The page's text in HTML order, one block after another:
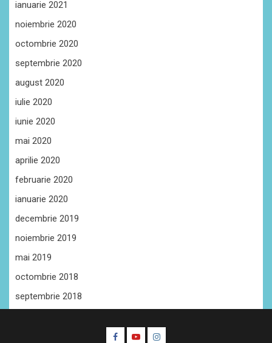
ianuarie 2021
noiembrie 2020
octombrie 2020
septembrie 2020
august 2020
iulie 2020
iunie 2020
mai 2020
aprilie 2020
februarie 2020
ianuarie 2020
decembrie 2019
noiembrie 2019
mai 2019
octombrie 2018
septembrie 2018
Facebook
YoutubeInstagram